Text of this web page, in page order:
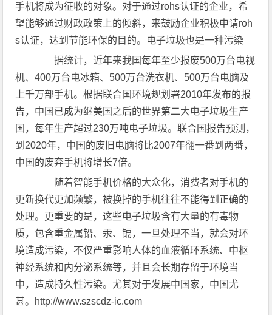
手机将成为征收的对象。对于通过rohs认证的企业，希
望能够通过财政政策上的倾斜，来鼓励企业积极申请roh
s认证，达到节能环保的目的。电子垃圾也是一种污染
据统计，近年来我国每年至少报废500万台电视
机、400万台电冰箱、500万台洗衣机、500万台电脑及
上千万部手机。根据联合国环境规划署2010年发布的报
告，中国已成为继美国之后的世界第二大电子垃圾生产
国，每年生产超过230万吨电子垃圾。联合国报告预测，
到2020年，中国的废旧电脑将比2007年翻一番到两番，
中国的废弃手机将增长7倍。
随着智能手机价格的大众化，消费者对手机的
更新换代更加频繁，被换掉的手机往往不能得到正确的
处理。更重要的是，这些电子垃圾含有大量的有毒物
质，包含重金属铅、汞、镉，一旦处理不当，就会对环
境造成污染，不仅严重影响人体的血液循环系统、中枢
神经系统和内分泌系统等，并且会长期存留于环境当
中，造成持久性污染。尤其对于发展中国家，中国尤
甚。http://www.szscdz-ic.com